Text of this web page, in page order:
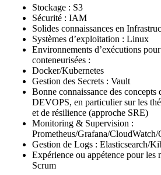
Stockage : S3
Sécurité : IAM
Solides connaissances en
Systèmes d’exploitation : Linux
Environnements d’exécutions
conteneurisées :
Docker/Kubernetes
Gestion des Secrets : Vault
Bonne connaissance des concepts
DEVOPS, en particulier sur les
et de résilience (approche SRE)
Monitoring & Supervision :
Prometheus/Grafana/CloudWatch/
Gestion de Logs : Elasticsearch/
Expérience ou appétence pour les
Scrum